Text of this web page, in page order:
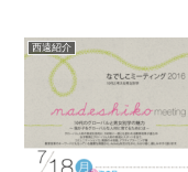
西遠紹介